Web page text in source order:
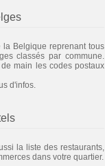
Belgique reprenant tous
classés par commune.
main les codes postaux
d'infos.
la liste des restaurants,
dans votre quartier.